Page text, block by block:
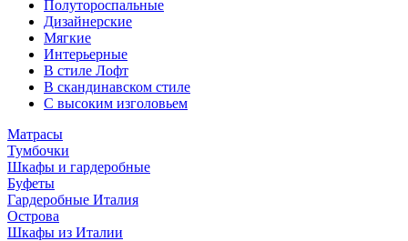
Полутороспальные
Дизайнерские
Мягкие
Интерьерные
В стиле Лофт
В скандинавском стиле
С высоким изголовьем
Матрасы
Тумбочки
Шкафы и гардеробные
Буфеты
Гардеробные Италия
Острова
Шкафы из Италии